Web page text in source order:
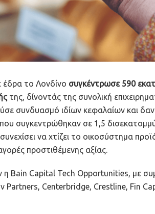
έδρα το Λονδίνο συγκέντρωσε 590
της, δίνοντάς της συνολική
συνδυασμό ιδίων κεφαλαίων και
συγκεντρώθηκαν σε 1,5
να χτίζει το οικοσύστημα
προστιθέμενης αξίας.
η Bain Capital Tech Opportunities, με
Partners, Centerbridge, Crestline, Fin